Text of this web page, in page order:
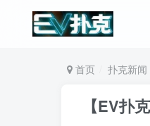
首页 扑克新闻
【EV扑